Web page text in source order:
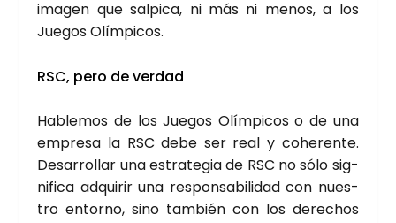
ima­gen que sal­pi­ca, ni más ni menos, a los
Jue­gos Olím­pi­cos.
RSC, pero de ver­dad
Hable­mos de los Jue­gos Olím­pi­cos o de una
empre­sa la RSC debe ser real y cohe­ren­te.
Desa­rro­llar una estra­te­gia de RSC no sólo sig­
ni­fi­ca adqui­rir una res­pon­sa­bi­li­dad con nues­
tro entorno, sino tam­bién con los dere­chos